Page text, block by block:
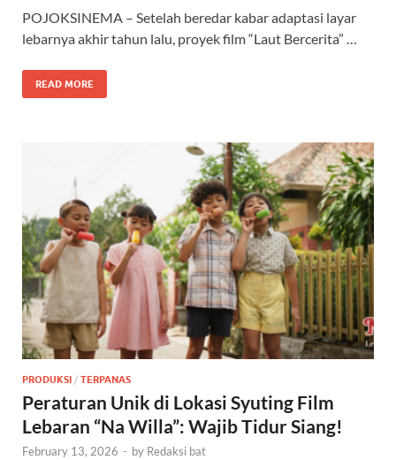
POJOKSINEMA – Setelah beredar kabar adaptasi layar
lebarnya akhir tahun lalu, proyek film “Laut Bercerita” …
READ MORE
PRODUKSI / TERPANAS
Peraturan Unik di Lokasi Syuting Film
Lebaran “Na Willa”: Wajib Tidur Siang!
February 13, 2026 - by Redaksi bat